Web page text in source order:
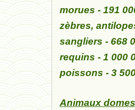
morues - 191
zèbres,
sangliers - 668
requins - 1 000
poissons - 3
Animaux